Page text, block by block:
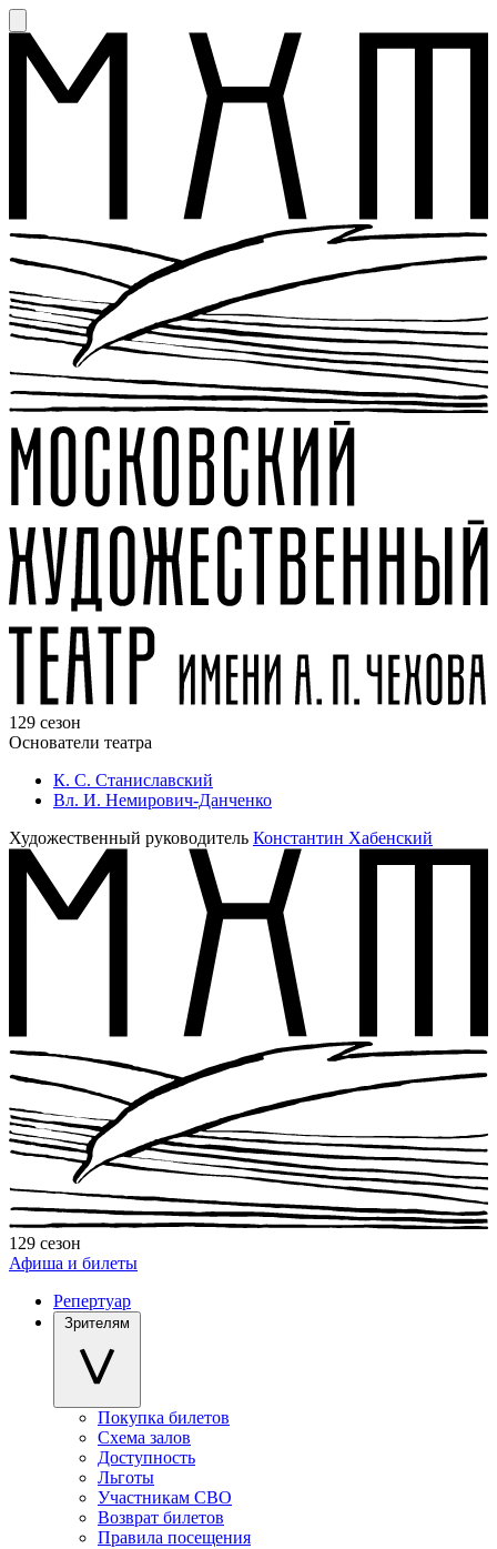
129 сезон
Основатели театра
К. С. Станиславский
Вл. И. Немирович-Данченко
Художественный руководитель Константин Хабенский
129 сезон
Афиша и билеты
Репертуар
Зрителям
Покупка билетов
Схема залов
Доступность
Льготы
Участникам СВО
Возврат билетов
Правила посещения